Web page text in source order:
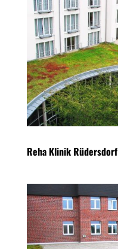
Reha Klinik Rüdersdorf